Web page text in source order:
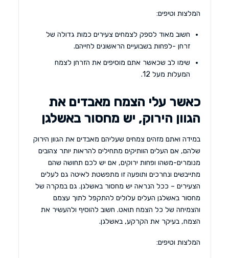
המלצות וטיפים:
חשוב מאוד לספק לצמחים צעירים כמות גדולה של
זרחן -לפחות בשבועיים הראשונים לחייהם.
שימו לב שכאשר אתם מוסיפים את הזרחן לצמח
המעלות מעל 12.
כאשר עלי הצמח מאבדים את
הגוון הירוק, יש מחסור באשלגן
במידה ואתם מזהים צמחים שעליהם מאבדים את הגוון הירוק
שלהם, אם העלים הוותיקים מתחילים להראות יותר צהובים
מנומרים-משהו ופחות ירוקים, אם יש לכם תחושה שהם
מתייבשים ונחרכים ותופעה זו מתפשטת לאיטה גם לעלים
הצעירים – ככל הנראה יש מחסור באשלגן. גם במקרה של
מחסור באשלגן העלים עלולים להתקפל לתוך עצמם
והצמיחה של כל הצמח תואט. חשוב להוסיף ולהעשיר את
הצמח, בעיקר את הקרקע, באשלגן.
המלצות וטיפים: